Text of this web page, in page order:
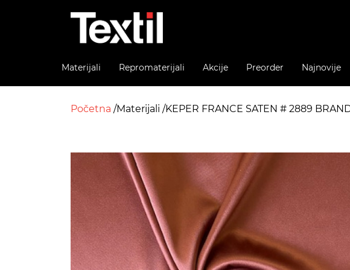
Materijali Repromaterijali Akcije Preorder Najnovije
Početna Materijali KEPER FRANCE SATEN # 2889